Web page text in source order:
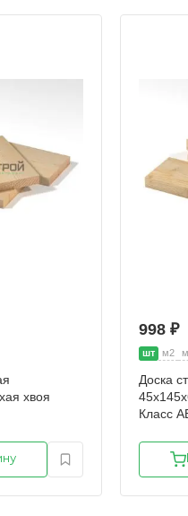
хвоя
998 ₽
шт м2
Доска
Класс